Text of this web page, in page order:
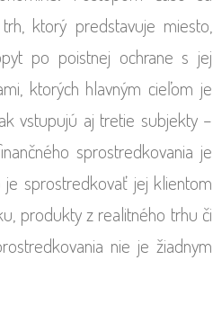
ktorý predstavuje miesto,
po poistnej ochrane s jej
ktorých hlavným cieľom je
vstupujú aj tretie subjekty –
sprostredkovania je
sprostredkovať jej klientom
produkty z realitného trhu či
nie je žiadnym